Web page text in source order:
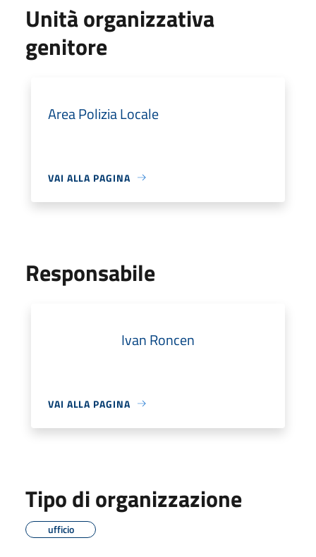
Unità organizzativa
genitore
Area Polizia Locale
VAI ALLA PAGINA
Responsabile
Ivan Roncen
VAI ALLA PAGINA
Tipo di organizzazione
ufficio